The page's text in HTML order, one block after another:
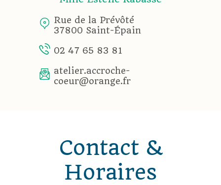
Rue de la Prévôté
37800 Saint-Épain
02 47 65 83 81
atelier.accroche-
coeur@orange.fr
Contact &
Horaires